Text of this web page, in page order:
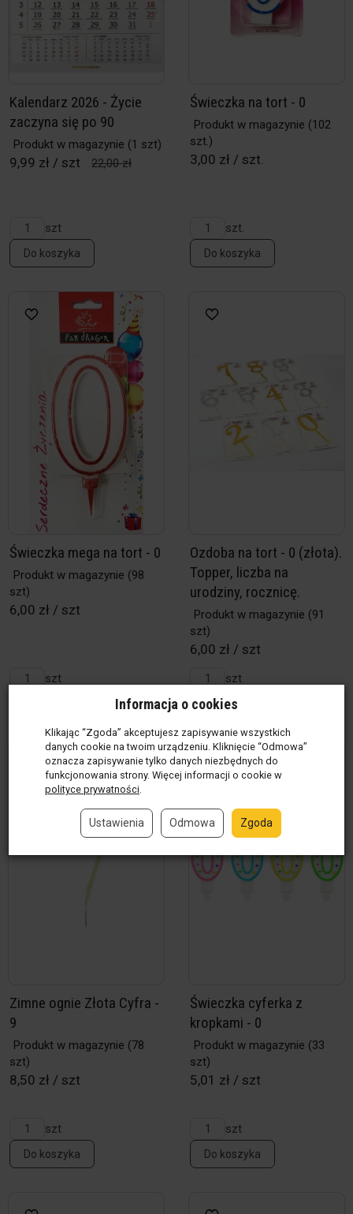
Kalendarz 2026 - Życie
zaczyna się po 90
Produkt w magazynie (1 szt)
9,99 zł / szt 22,00 zł
szt
Do koszyka
Świeczka na tort - 0
Produkt w magazynie (102
szt.)
3,00 zł / szt.
szt.
Do koszyka
Świeczka mega na tort - 0
Produkt w magazynie (98
szt)
6,00 zł / szt
szt
Ozdoba na tort - 0 (złota).
Topper, liczba na
urodziny, rocznicę.
Produkt w magazynie (91
szt)
6,00 zł / szt
szt
Do koszyka
Zimne ognie Złota Cyfra -
9
Produkt w magazynie (78
szt)
8,50 zł / szt
szt
Do koszyka
Świeczka cyferka z
kropkami - 0
Produkt w magazynie (33
szt)
5,01 zł / szt
szt
Do koszyka
Informacja o cookies
Klikając “Zgoda” akceptujesz zapisywanie wszystkich
danych cookie na twoim urządzeniu. Kliknięcie “Odmowa”
oznacza zapisywanie tylko danych niezbędnych do
funkcjonowania strony. Więcej informacji o cookie w
polityce prywatności.
Ustawienia Odmowa Zgoda